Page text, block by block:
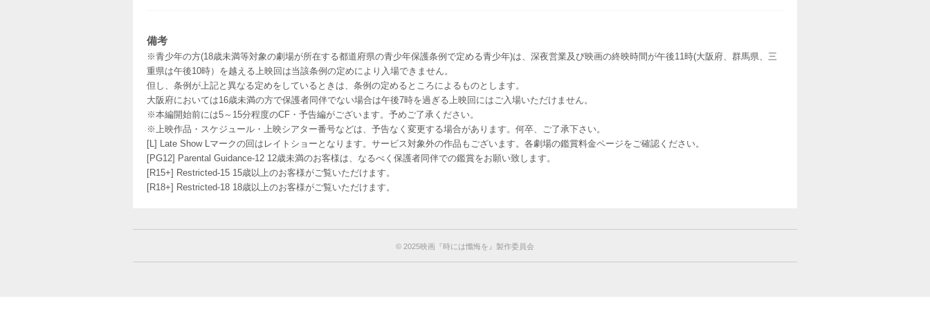
備考
※青少年の方(18歳未満等対象の劇場が所在する都道府県の青少年保護条例で定める青少年)は、深夜営業及び映画の終映時間が午後11時(大阪府、群馬県、三
重県は午後10時）を越える上映回は当該条例の定めにより入場できません。
但し、条例が上記と異なる定めをしているときは、条例の定めるところによるものとします。
大阪府においては16歳未満の方で保護者同伴でない場合は午後7時を過ぎる上映回にはご入場いただけません。
※本編開始前には5～15分程度のCF・予告編がございます。予めご了承ください。
※上映作品・スケジュール・上映シアター番号などは、予告なく変更する場合があります。何卒、ご了承下さい。
[L] Late Show Lマークの回はレイトショーとなります。サービス対象外の作品もございます。各劇場の鑑賞料金ページをご確認ください。
[PG12] Parental Guidance-12 12歳未満のお客様は、なるべく保護者同伴での鑑賞をお願い致します。
[R15+] Restricted-15 15歳以上のお客様がご覧いただけます。
[R18+] Restricted-18 18歳以上のお客様がご覧いただけます。
©︎ 2025映画『時には懺悔を』製作委員会